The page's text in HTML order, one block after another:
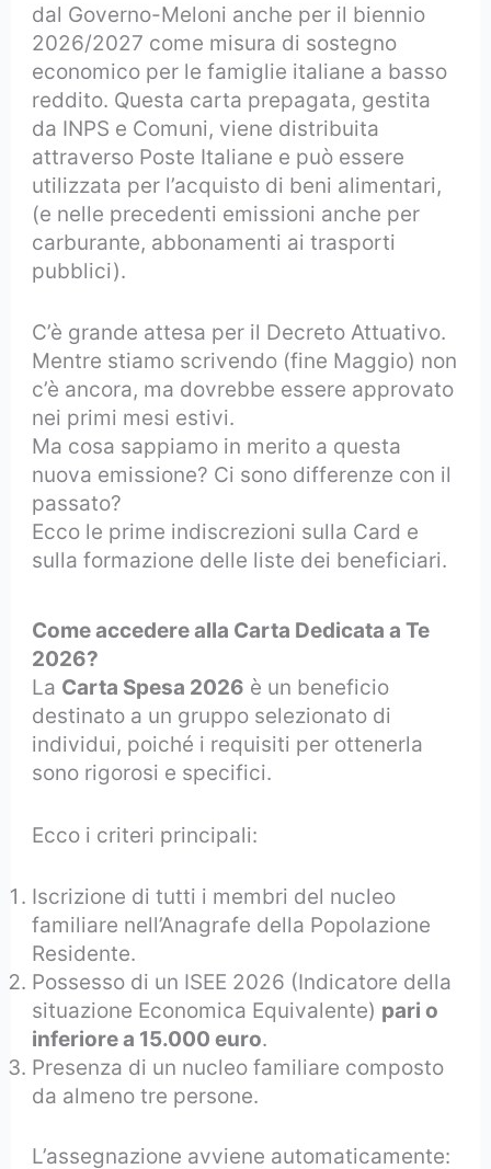
dal Governo-Meloni anche per il biennio
2026/2027 come misura di sostegno
economico per le famiglie italiane a basso
reddito. Questa carta prepagata, gestita
da INPS e Comuni, viene distribuita
attraverso Poste Italiane e può essere
utilizzata per l’acquisto di beni alimentari,
(e nelle precedenti emissioni anche per
carburante, abbonamenti ai trasporti
pubblici).
C’è grande attesa per il Decreto Attuativo.
Mentre stiamo scrivendo (fine Maggio) non
c’è ancora, ma dovrebbe essere approvato
nei primi mesi estivi.
Ma cosa sappiamo in merito a questa
nuova emissione? Ci sono differenze con il
passato?
Ecco le prime indiscrezioni sulla Card e
sulla formazione delle liste dei beneficiari.
Come accedere alla Carta Dedicata a Te
2026?
La Carta Spesa 2026 è un beneficio
destinato a un gruppo selezionato di
individui, poiché i requisiti per ottenerla
sono rigorosi e specifici.
Ecco i criteri principali:
Iscrizione di tutti i membri del nucleo
familiare nell’Anagrafe della Popolazione
Residente.
Possesso di un ISEE 2026 (Indicatore della
situazione Economica Equivalente) pari o
inferiore a 15.000 euro.
Presenza di un nucleo familiare composto
da almeno tre persone.
L’assegnazione avviene automaticamente: